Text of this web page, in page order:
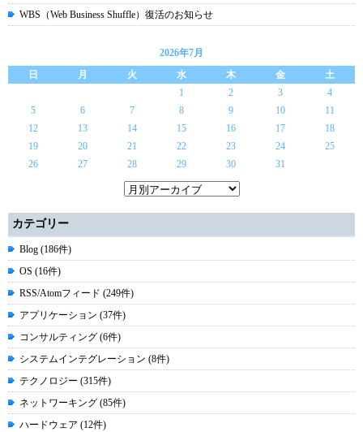
WBS（Web Business Shuffle）復活のお知らせ
2026年7月
日
月 火 水 木 金
土
1
2 3
4
5
6 7 8 9 10
11
12
13 14 15 16 17
18
19
20 21 22 23 24
25
26
27 28 29 30 31
カテゴリー
Blog (186件)
OS (16件)
RSS/Atomフィード (249件)
アプリケーション (37件)
コンサルティング (6件)
システムインテグレーション (8件)
テクノロジー (315件)
ネットワーキング (85件)
ハードウェア (12件)